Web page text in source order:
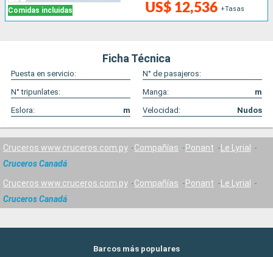
Comidas incluidas US$ 12,536 +Tasas
Ficha Técnica
Puesta en servicio:
N° de pasajeros:
N° tripunlates:
Manga:
m
Eslora:
m Velocidad: Nudos
Cruceros www.cruceros.com.py Compañías Ponant
Le Lyrial
Cruceros Canadá
Cruceros www.cruceros.com.py Compañías Ponant
Le Lyrial
Cruceros Canadá
Barcos más populares